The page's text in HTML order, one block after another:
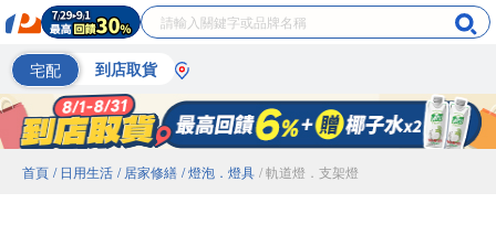
宅配 到店取貨
首頁 / 日用生活 / 居家修繕 / 燈泡．燈具 / 軌道燈．支架燈